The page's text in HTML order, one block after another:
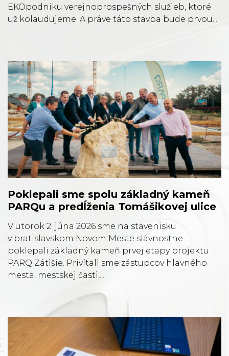
EKOpodniku verejnoprospešných služieb, ktoré
už kolaudujeme. A práve táto stavba bude prvou...
Poklepali sme spolu základný kameň
PARQu a predĺženia Tomášikovej ulice
V utorok 2. júna 2026 sme na stavenisku
v bratislavskom Novom Meste slávnostne
poklepali základný kameň prvej etapy projektu
PARQ Zátišie. Privítali sme zástupcov hlavného
mesta, mestskej časti,...